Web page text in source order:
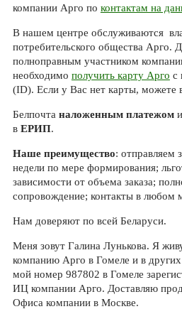
компании Арго по контактам на
В нашем центре обслуживаются
потребительского общества Арго.
полноправным участником
необходимо получить карту Арго с
(ID). Если у Вас нет карты, можете
Белпочта наложенным платежом
в ЕРИП.
Наше преимущество: отправляем
недели по мере формирования;
зависимости от объема заказа;
сопровождение; контакты в любом
Нам доверяют по всей Беларуси.
Меня зовут Галина Лунькова. Я
компанию Арго в Гомеле и в
мой номер 987802 в Гомеле
ИЦ компании Арго. Доставляю
Офиса компании в Москве.